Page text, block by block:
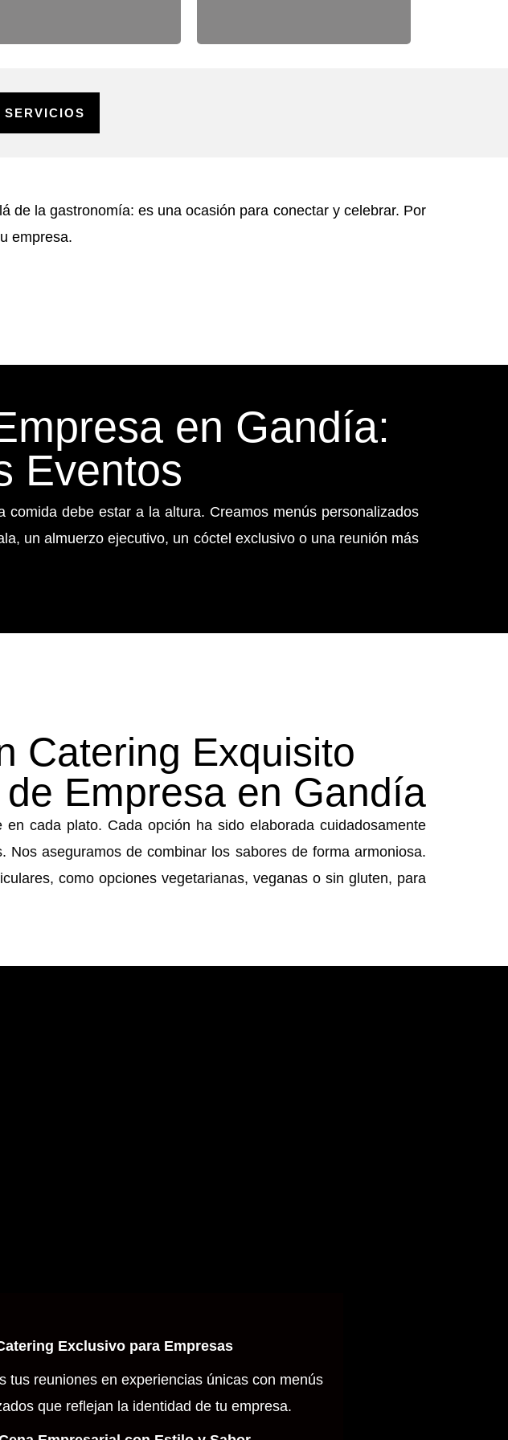
SERVICIOS
de la gastronomía: es una ocasión para conectar y celebrar. Por
empresa.
en Gandía:
Eventos
debe estar a la altura. Creamos menús personalizados
un almuerzo ejecutivo, un cóctel exclusivo o una reunión más
Catering Exquisito
Empresa en Gandía
cada plato. Cada opción ha sido elaborada cuidadosamente
aseguramos de combinar los sabores de forma armoniosa.
como opciones vegetarianas, veganas o sin gluten, para
Exclusivo para Empresas
tus reuniones en experiencias únicas con menús
que reflejan la identidad de tu empresa.